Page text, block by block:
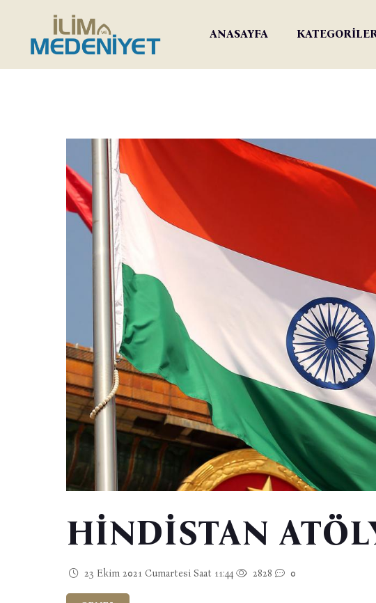
ANASAYFA
HİNDİSTAN
23 Ekim 2021 Cumartesi Saat 11:44 2828 0